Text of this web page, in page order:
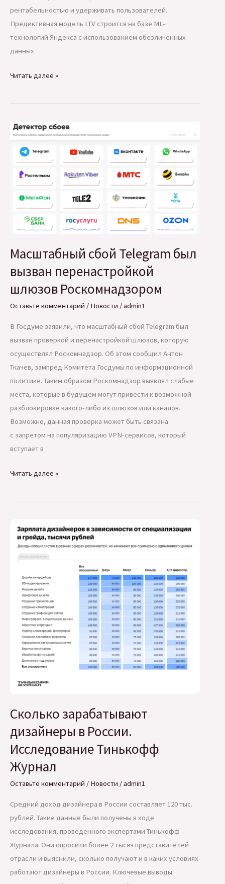
рентабельностью и удерживать пользователей.
Предиктивная модель LTV строится на базе ML-
технологий Яндекса с использованием обезличенных
данных
В
появился
прогнозирования
предикты
LTV
оттока
Читать далее »
Масштабный сбой Telegram был
вызван перенастройкой
шлюзов Роскомнадзором
Оставьте комментарий / Новости /admin1
В Госдуме заявили, что масштабный сбой Telegram был
вызван проверкой и перенастройкой шлюзов, которую
осуществлял Роскомнадзор. Об этом сообщил Антон
Ткачев, зампред Комитета Госдумы по информационной
политике. Таким образом Роскомнадзор выявлял слабые
места, которые в будущем могут привести к возможной
разблокировке какого-либо из шлюзов или каналов.
Возможно, данная проверка может быть связана
с запретом на популяризацию VPN-сервисов, который
вступает в
Масштабный
Telegram
вызван
перенастройкой
шлюзов
Читать далее »
Сколько зарабатывают
дизайнеры в России.
Исследование Тинькофф
Журнал
Оставьте комментарий / Новости /admin1
Средний доход дизайнера в России составляет 120 тыс.
рублей. Такие данные были получены в ходе
исследования, проведенного экспертами Тинькофф
Журнала. Они опросили более 2 тысяч представителей
отрасли и выяснили, сколько получают и в каких условиях
работают дизайнеры в России. Ключевые выводы